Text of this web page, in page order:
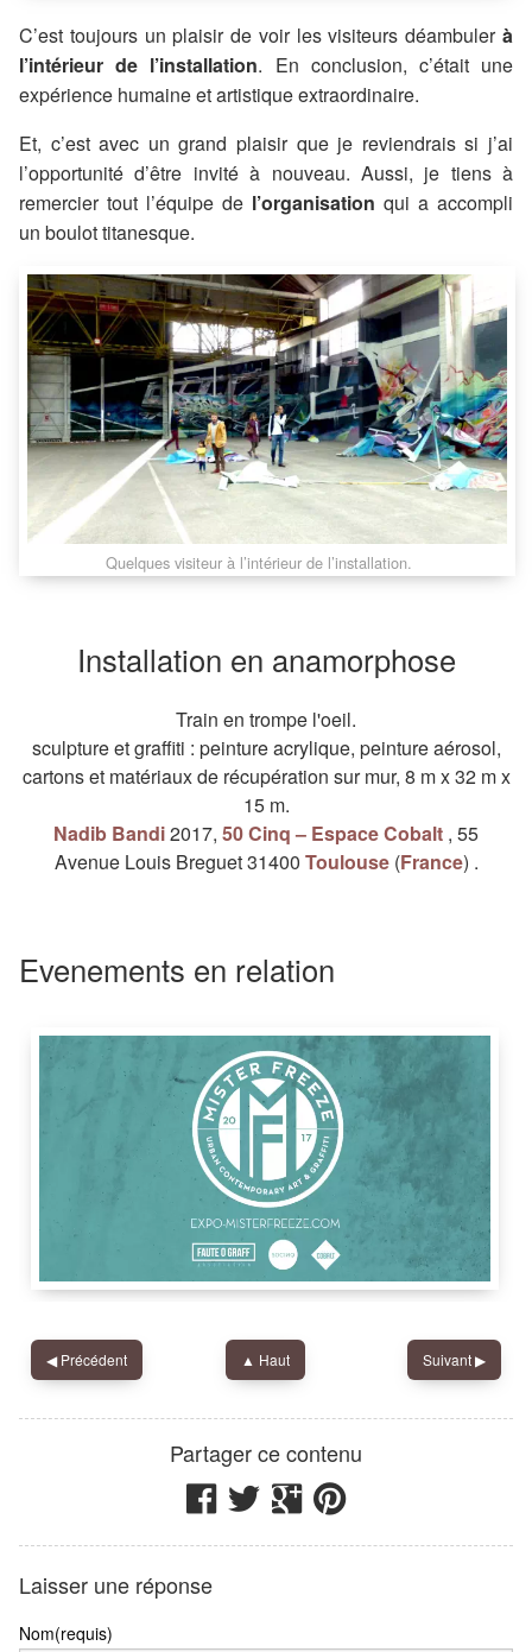
C’est toujours un plaisir de voir les visiteurs déambuler à
l’intérieur de l’installation. En conclusion, c’était une
expérience humaine et artistique extraordinaire.
Et, c’est avec un grand plaisir que je reviendrais si j’ai
l’opportunité d’être invité à nouveau. Aussi, je tiens à
remercier tout l’équipe de l’organisation qui a accompli
un boulot titanesque.
Quelques visiteur à l’intérieur de l’installation.
Installation en anamorphose
Train en trompe l'oeil.
sculptureetgraffiti : peinture acrylique, peinture aérosol,
cartonset matériaux de récupération surmur, 8 mx32 mx
15 m.
Nadib Bandi2017, 50 Cinq – Espace Cobalt , 55
Avenue Louis Breguet31400 Toulouse (France) .
Evenements en relation
50 Cinq – Espace Cobalt ,55 Avenue Louis Breguet,31400
Nadib Bandi
Association FauteOGraff
◀︎Précédent ▲ Haut Suivant▶︎
Partager ce contenu
Laisser une réponse
Nom(requis)